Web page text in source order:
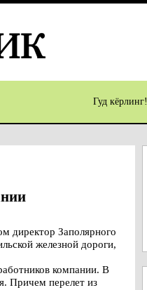
Гуд кёрлинг!
директор Заполярного
железной дороги,
компании. В
Причем перелет из